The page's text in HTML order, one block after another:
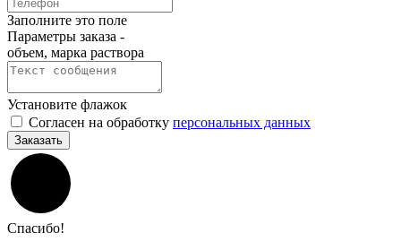
Заполните это поле
Параметры заказа -
объем, марка раствора
Установите флажок
Согласен на обработку персональных данных
Заказать
Спасибо!